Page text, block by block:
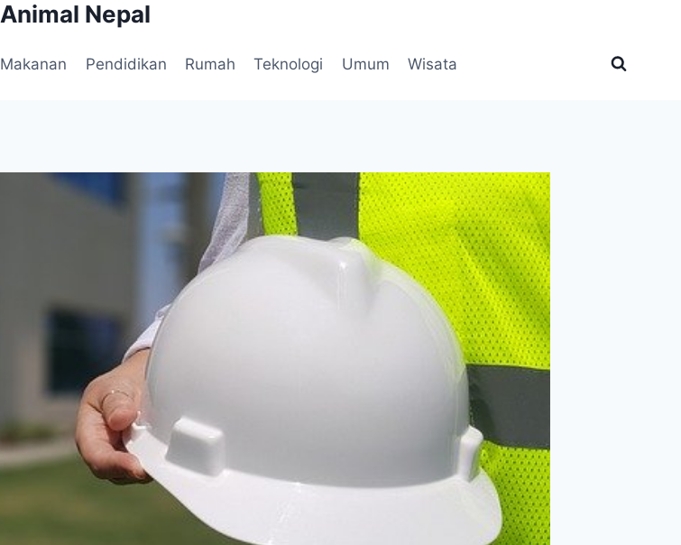
Animal Nepal
Makanan Pendidikan Rumah Teknologi Umum Wisata